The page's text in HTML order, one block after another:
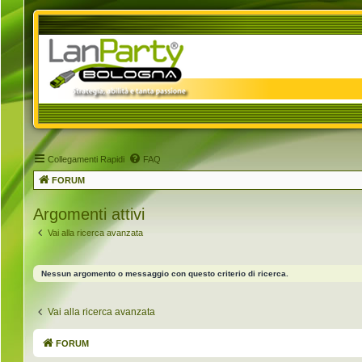
Collegamenti Rapidi FAQ
FORUM
Argomenti attivi
Vai alla ricerca avanzata
Nessun argomento o messaggio con questo criterio di ricerca.
Vai alla ricerca avanzata
FORUM